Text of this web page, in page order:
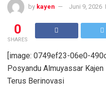
by kayen Juni 9, 2026
0
SHARES
[image: 0749ef23-06e0-
Posyandu Almuyassar
Terus Berinovasi